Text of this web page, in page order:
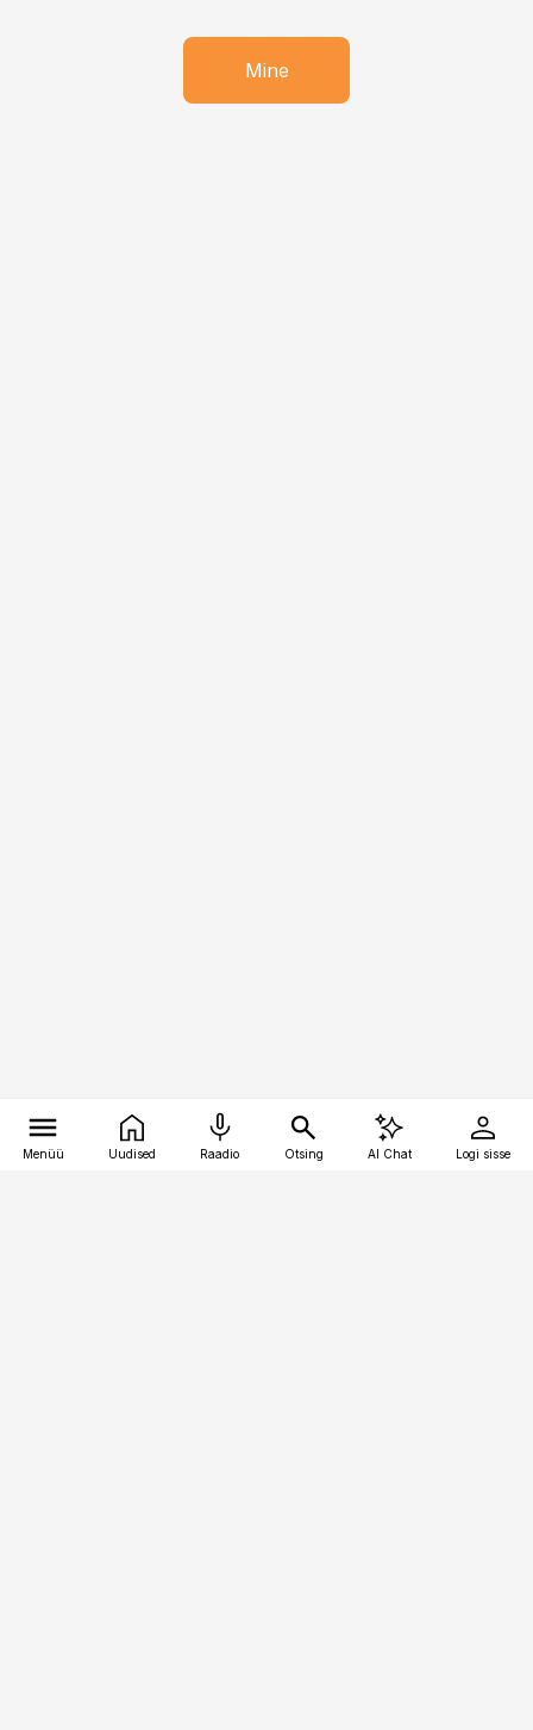
Mine
Menüü Uudised Raadio Otsing AI Chat Logi sisse